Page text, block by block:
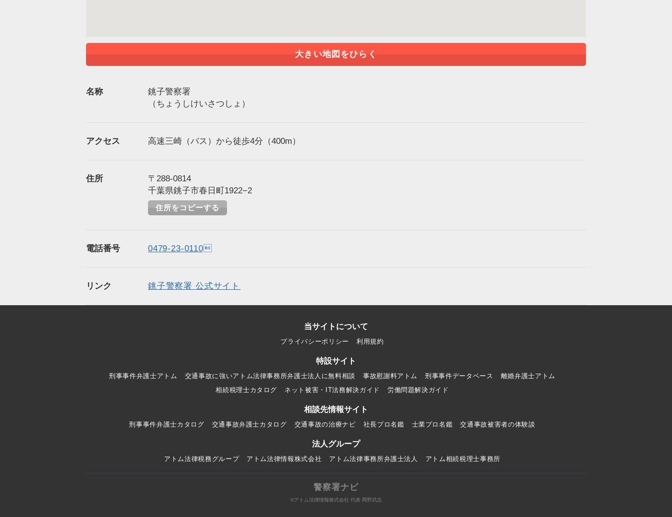
大きい地図をひらく
名称
銚子警察署
（ちょうしけいさつしょ）
アクセス 高速三崎（バス）から徒歩4分（400m）
住所
〒288-0814
千葉県銚子市春日町1922−2
住所をコピーする
電話番号 0479-23-0110
リンク 銚子警察署 公式サイト
当サイトについて
プライバシーポリシー 利用規約
特設サイト
刑事事件弁護士アトム 交通事故に強いアトム法律事務所弁護士法人に無料相談 事故慰謝料アトム 刑事事件データベース
離婚弁護士アトム
相続税理士カタログ
ネット被害・IT法務解決ガイド 労働問題解決ガイド
相談先情報サイト
刑事事件弁護士カタログ 交通事故弁護士カタログ 交通事故の治療ナビ 社長プロ名鑑 士業プロ名鑑 交通事故被害者の体験談
法人グループ
アトム法律税務グループ アトム法律情報株式会社 アトム法律事務所弁護士法人 アトム相続税理士事務所
警察署ナビ
©アトム法律情報株式会社 代表 岡野武志